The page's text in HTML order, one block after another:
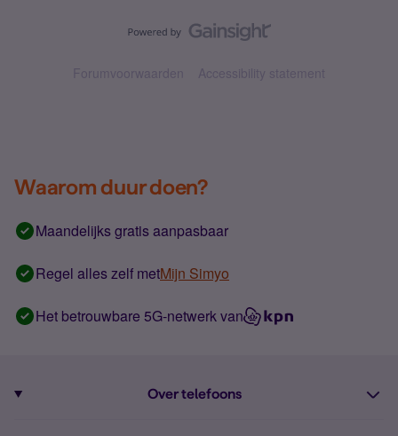
Forumvoorwaarden Accessibility statement
Waarom duur doen?
Maandelijks gratis aanpasbaar
Regel alles zelf metMijn Simyo
Het betrouwbare 5G-netwerk van
Over telefoons